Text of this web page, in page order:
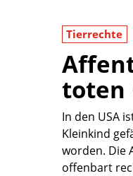
Tierrechte
toten
In den USA
Kleinkind
worden. Die
offenbart